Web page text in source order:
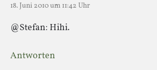
18. Juni 2010 um 11:42 Uhr
@Stefan: Hihi.
Antworten